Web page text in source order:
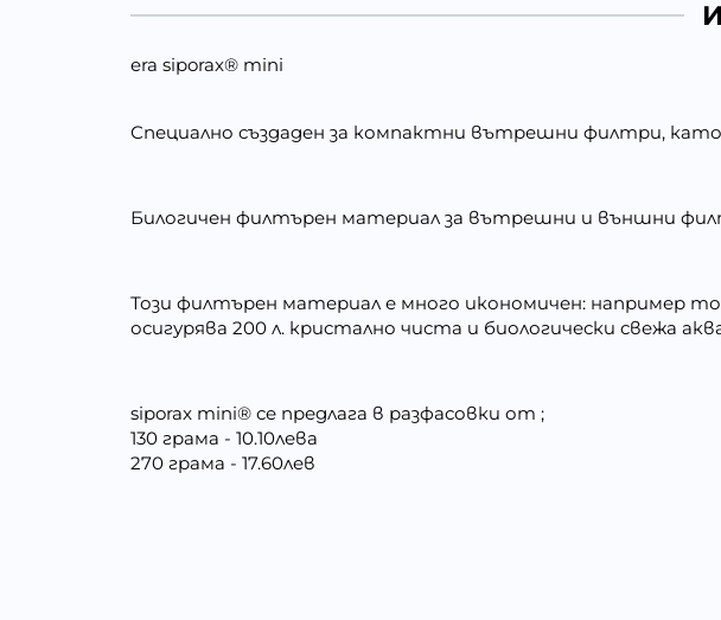
era siporax® mini
Специално създаден за компактни вътрешни филтри,
Билогичен филтърен материал за вътрешни и външни
Този филтърен материал е много икономичен: например
осигурява 200 л. кристално чиста и биологически свежа
siporax mini® се предлага в разфасовки от ;
130 грама - 10.10лева
270 грама - 17.60лев